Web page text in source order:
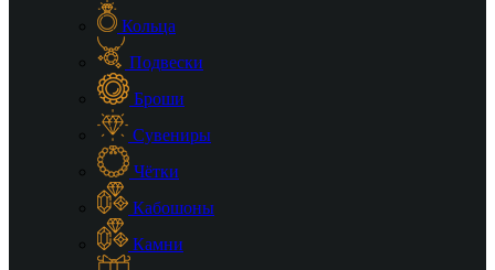
Кольца
Подвески
Броши
Сувениры
Чётки
Кабошоны
Камни